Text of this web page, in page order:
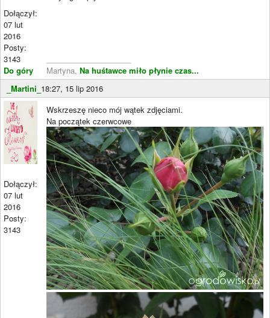
Dołączył:
07 lut
2016
Posty:
3143
Do góry
Martyna, Na huśtawce miło płynie czas...
_Martini_ 18:27, 15 lip 2016
Dołączył:
07 lut
2016
Posty:
3143
Wskrzeszę nieco mój wątek zdjęciami.
Na początek czerwcowe